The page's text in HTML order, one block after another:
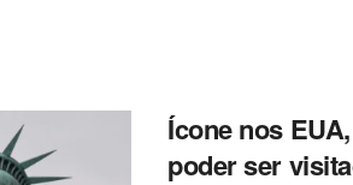
Ícone nos
poder ser